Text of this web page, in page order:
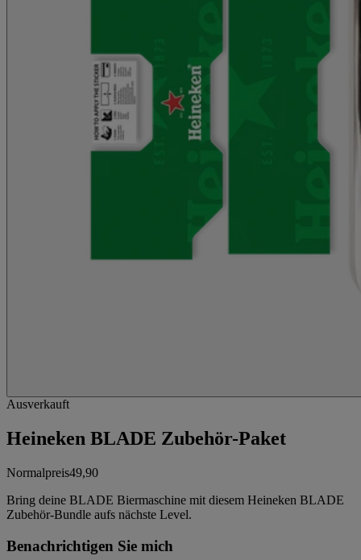
Ausverkauft
Heineken BLADE Zubehör-Paket
Normalpreis49,90
Bring deine BLADE Biermaschine mit diesem Heineken BLADE
Zubehör-Bundle aufs nächste Level.
Benachrichtigen Sie mich